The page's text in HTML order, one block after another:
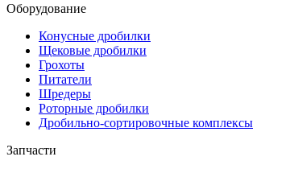
Оборудование
Конусные дробилки
Щековые дробилки
Грохоты
Питатели
Шредеры
Роторные дробилки
Дробильно-сортировочные комплексы
Запчасти